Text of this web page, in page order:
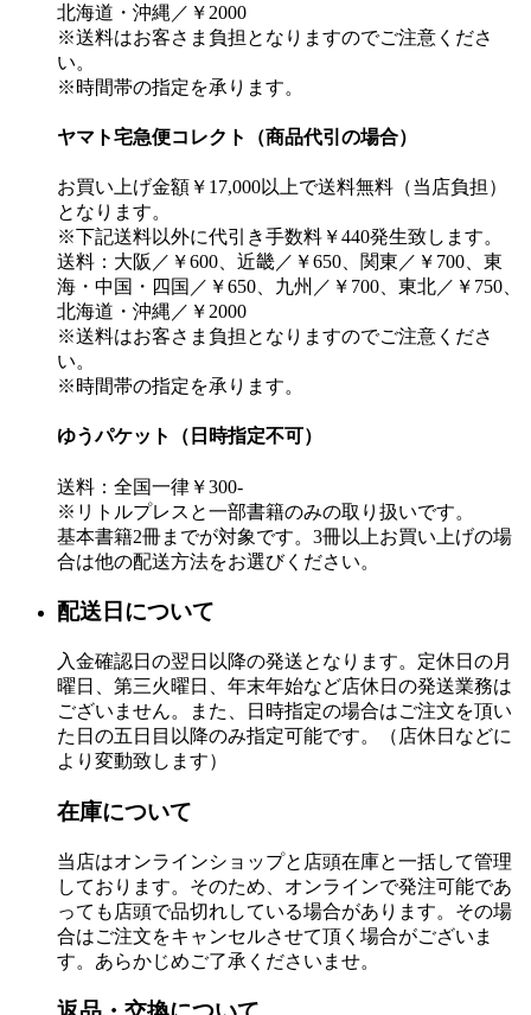
北海道・沖縄／￥2000
※送料はお客さま負担となりますのでご注意くださ
い。
※時間帯の指定を承ります。
ヤマト宅急便コレクト（商品代引の場合）
お買い上げ金額￥17,000以上で送料無料（当店負担）
となります。
※下記送料以外に代引き手数料￥440発生致します。
送料：大阪／￥600、近畿／￥650、関東／￥700、東
海・中国・四国／￥650、九州／￥700、東北／￥750、
北海道・沖縄／￥2000
※送料はお客さま負担となりますのでご注意くださ
い。
※時間帯の指定を承ります。
ゆうパケット（日時指定不可）
送料：全国一律￥300-
※リトルプレスと一部書籍のみの取り扱いです。
基本書籍2冊までが対象です。3冊以上お買い上げの場
合は他の配送方法をお選びください。
配送日について
入金確認日の翌日以降の発送となります。定休日の月
曜日、第三火曜日、年末年始など店休日の発送業務は
ございません。また、日時指定の場合はご注文を頂い
た日の五日目以降のみ指定可能です。（店休日などに
より変動致します）
在庫について
当店はオンラインショップと店頭在庫と一括して管理
しております。そのため、オンラインで発注可能であ
っても店頭で品切れしている場合があります。その場
合はご注文をキャンセルさせて頂く場合がございま
す。あらかじめご了承くださいませ。